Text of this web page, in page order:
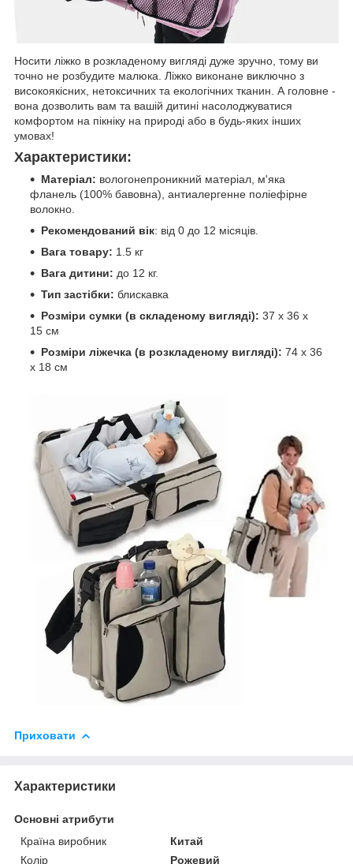
Носити ліжко в розкладеному вигляді дуже зручно, тому ви
точно не розбудите малюка. Ліжко виконане виключно з
високоякісних, нетоксичних та екологічних тканин. А головне -
вона дозволить вам та вашій дитині насолоджуватися
комфортом на пікніку на природі або в будь-яких інших
умовах!
Характеристики:
Матеріал: вологонепроникний матеріал, м'яка
фланель (100% бавовна), антиалергенне поліефірне
волокно.
Рекомендований вік: від 0 до 12 місяців.
Вага товару: 1.5 кг
Вага дитини: до 12 кг.
Тип застібки: блискавка
Розміри сумки (в складеному вигляді): 37 х 36 х
15 см
Розміри ліжечка (в розкладеному вигляді): 74 х 36
х 18 см
Приховати
Характеристики
Основні атрибути
Країна виробник
Китай
Колір
Рожевий